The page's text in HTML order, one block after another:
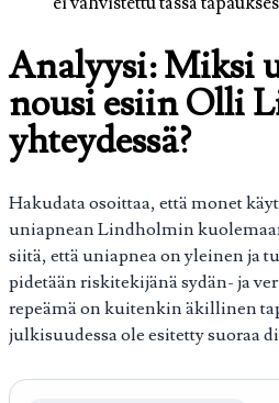
Analyysi: Miksi
nousi esiin Olli
yhteydessä?
Hakudata osoittaa, että monet
uniapnean Lindholmin
siitä, että uniapnea on yleinen ja
pidetään riskitekijänä sydän- ja
repeämä on kuitenkin äkillinen
julkisuudessa ole esitetty suoraa